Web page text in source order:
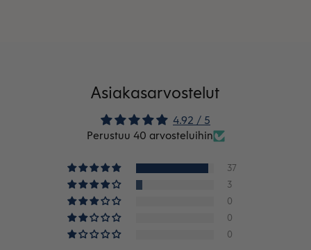
Asiakasarvostelut
4.92 / 5
Perustuu 40 arvosteluihin
37
3
0
0
0